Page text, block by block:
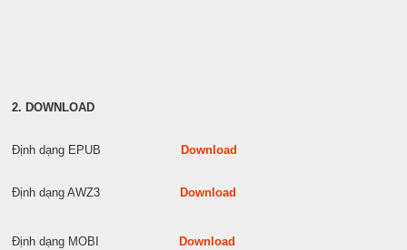
2. DOWNLOAD
Định dạng EPUB Download
Định dạng AWZ3 Download
Định dạng MOBI Download